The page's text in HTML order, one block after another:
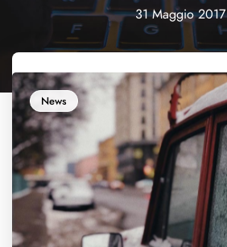
31 Maggio 2017
News